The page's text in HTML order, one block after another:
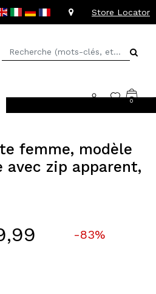
Store Locator
0
femme, modèle
zip apparent,
-83%